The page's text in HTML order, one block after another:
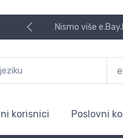
Nismo više
korisnici Poslovni